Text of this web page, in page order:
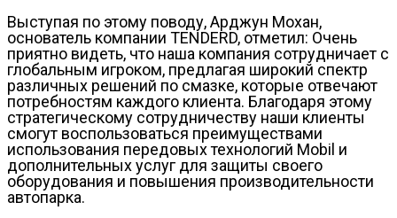
Выступая по этому поводу, Арджун Мохан,
основатель компании TENDERD, отметил: Очень
приятно видеть, что наша компания сотрудничает с
глобальным игроком, предлагая широкий спектр
различных решений по смазке, которые отвечают
потребностям каждого клиента. Благодаря этому
стратегическому сотрудничеству наши клиенты
смогут воспользоваться преимуществами
использования передовых технологий Mobil и
дополнительных услуг для защиты своего
оборудования и повышения производительности
автопарка.